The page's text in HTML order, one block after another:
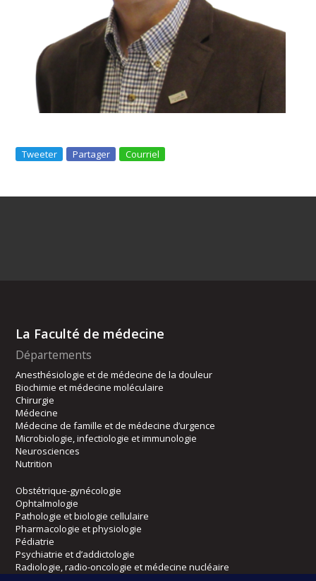
Tweeter Partager Courriel
La Faculté de médecine
Départements
Anesthésiologie et de médecine de la douleur
Biochimie et médecine moléculaire
Chirurgie
Médecine
Médecine de famille et de médecine d’urgence
Microbiologie, infectiologie et immunologie
Neurosciences
Nutrition
Obstétrique-gynécologie
Ophtalmologie
Pathologie et biologie cellulaire
Pharmacologie et physiologie
Pédiatrie
Psychiatrie et d’addictologie
Radiologie, radio-oncologie et médecine nucléaire